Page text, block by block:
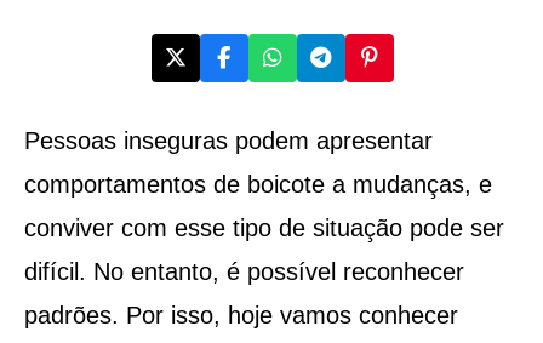
Pessoas inseguras podem apresentar
comportamentos de boicote a mudanças, e
conviver com esse tipo de situação pode ser
difícil. No entanto, é possível reconhecer
padrões. Por isso, hoje vamos conhecer